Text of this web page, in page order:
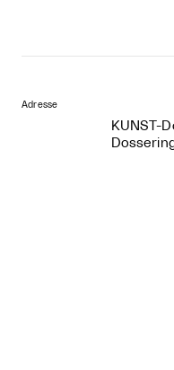
Adresse
KUNST-